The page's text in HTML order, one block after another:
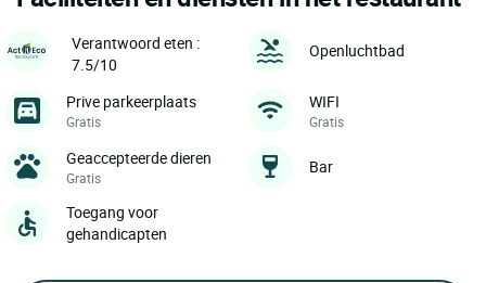
Verantwoord eten :
7.5/10
Openluchtbad
Prive parkeerplaats
Gratis
WIFI
Gratis
Geaccepteerde dieren
Gratis
Bar
Toegang voor
gehandicapten